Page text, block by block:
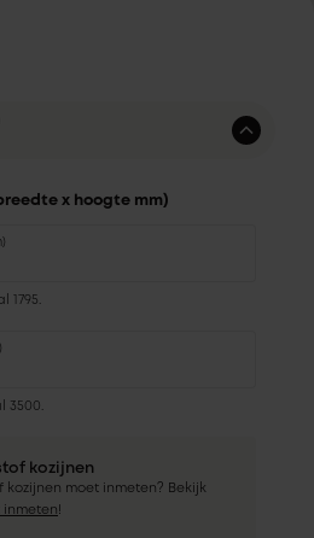
x hoogte mm)
1795.
3500.
kozijnen
kozijnen moet inmeten? Bekijk
inmeten !